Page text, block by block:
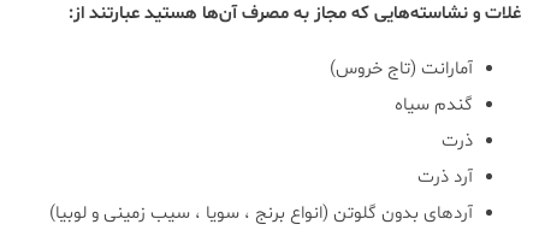
غلات و نشاسته‌هایی که مجاز به مصرف آن‌ها هستید عبارتند از:
آمارانت (تاج خروس)
گندم سیاه
ذرت
آرد ذرت
آردهای بدون گلوتن (انواع برنج ، سویا ، سیب زمینی و لوبیا)